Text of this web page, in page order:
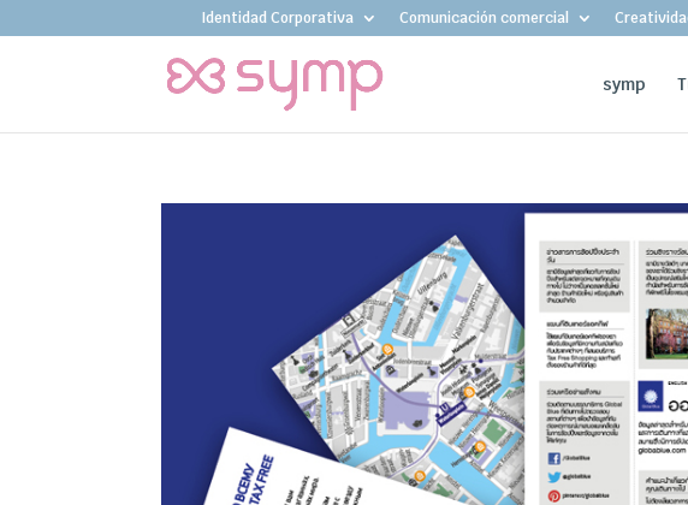
Identidad Corporativa Comunicación comercial
symp